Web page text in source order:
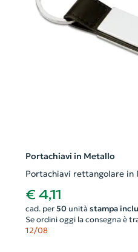
Portachiavi in Metallo
Portachiavi rettangolare in
€ 4,11
cad. per 50unità stampa
Se ordini oggi la consegna è
12/08